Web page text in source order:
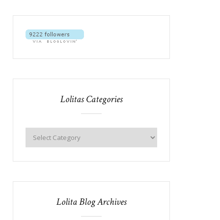
Lolitas Categories
Lolita Blog Archives